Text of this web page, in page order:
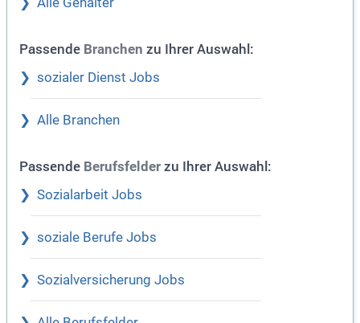
Passende Branchen zu Ihrer Auswahl:
sozialer Dienst Jobs
Alle Branchen
Passende Berufsfelder zu Ihrer Auswahl:
Sozialarbeit Jobs
soziale Berufe Jobs
Sozialversicherung Jobs